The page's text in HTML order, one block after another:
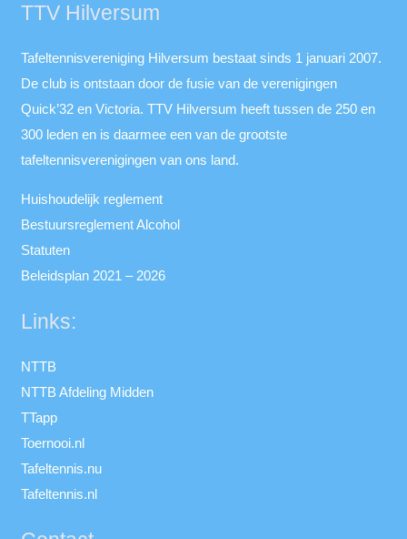
TTV Hilversum
Tafeltennisvereniging Hilversum bestaat sinds 1 januari 2007.
De club is ontstaan door de fusie van de verenigingen
Quick’32 en Victoria. TTV Hilversum heeft tussen de 250 en
300 leden en is daarmee een van de grootste
tafeltennisverenigingen van ons land.
Huishoudelijk reglement
Bestuursreglement Alcohol
Statuten
Beleidsplan 2021 – 2026
Links:
NTTB
NTTB Afdeling Midden
TTapp
Toernooi.nl
Tafeltennis.nu
Tafeltennis.nl